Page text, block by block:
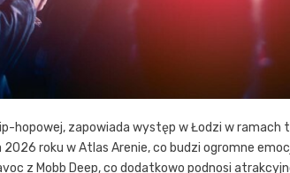
hopowej, zapowiada występ w Łodzi w ramach
roku w Atlas Arenie, co budzi ogromne
z Mobb Deep, co dodatkowo podnosi